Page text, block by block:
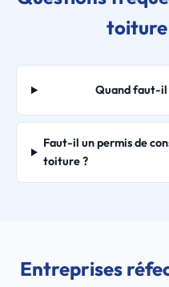
toiture
Quand faut-
Faut-il un permis de
toiture ?
Entreprises